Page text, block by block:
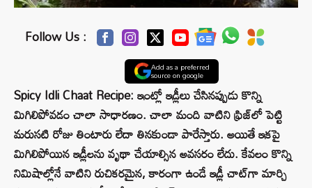
Follow Us :
Add as a preferred
source on google
Spicy Idli Chaat Recipe: ఇంట్లో ఇడ్లీలు చేసినప్పుడు కొన్ని
మిగిలిపోవడం చాలా సాధారణం. చాలా మంది వాటిని ఫ్రిజ్‌లో పెట్టి
మరుసటి రోజు తింటారు లేదా తినకుండా పారేస్తారు. అయితే ఇకపై
మిగిలిపోయిన ఇడ్లీలను వృథా చేయాల్సిన అవసరం లేదు. కేవలం కొన్ని
నిమిషాల్లోనే వాటిని రుచికరమైన, కారంగా ఉండే ఇడ్లీ చాట్‌గా మార్చి